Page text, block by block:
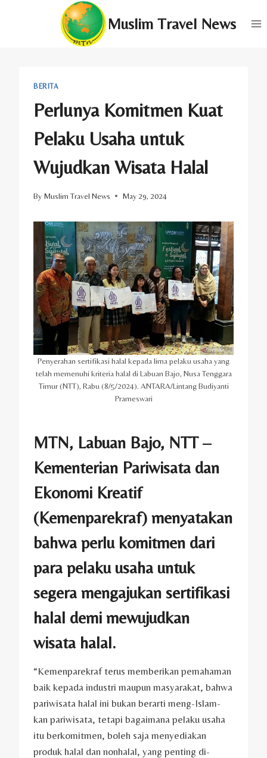
Muslim Travel News
BERITA
Perlunya Komitmen Kuat
Pelaku Usaha untuk
Wujudkan Wisata Halal
By Muslim Travel News May 29, 2024
Penyerahan sertifikasi halal kepada lima pelaku usaha yang
telah memenuhi kriteria halal di Labuan Bajo, Nusa Tenggara
Timur (NTT), Rabu (8/5/2024). ANTARA/Lintang Budiyanti
Prameswari
MTN, Labuan Bajo, NTT –
Kementerian Pariwisata dan
Ekonomi Kreatif
(Kemenparekraf) menyatakan
bahwa perlu komitmen dari
para pelaku usaha untuk
segera mengajukan sertifikasi
halal demi mewujudkan
wisata halal.
“Kemenparekraf terus memberikan pemahaman
baik kepada industri maupun masyarakat, bahwa
pariwisata halal ini bukan berarti meng-Islam-
kan pariwisata, tetapi bagaimana pelaku usaha
itu berkomitmen, boleh saja menyediakan
produk halal dan nonhalal, yang penting di-